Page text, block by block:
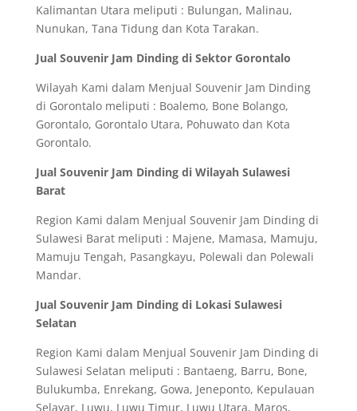
Kalimantan Utara meliputi : Bulungan, Malinau,
Nunukan, Tana Tidung dan Kota Tarakan.
Jual Souvenir Jam Dinding di Sektor Gorontalo
Wilayah Kami dalam Menjual Souvenir Jam Dinding
di Gorontalo meliputi : Boalemo, Bone Bolango,
Gorontalo, Gorontalo Utara, Pohuwato dan Kota
Gorontalo.
Jual Souvenir Jam Dinding di Wilayah Sulawesi
Barat
Region Kami dalam Menjual Souvenir Jam Dinding di
Sulawesi Barat meliputi : Majene, Mamasa, Mamuju,
Mamuju Tengah, Pasangkayu, Polewali dan Polewali
Mandar.
Jual Souvenir Jam Dinding di Lokasi Sulawesi
Selatan
Region Kami dalam Menjual Souvenir Jam Dinding di
Sulawesi Selatan meliputi : Bantaeng, Barru, Bone,
Bulukumba, Enrekang, Gowa, Jeneponto, Kepulauan
Selayar, Luwu, Luwu Timur, Luwu Utara, Maros,